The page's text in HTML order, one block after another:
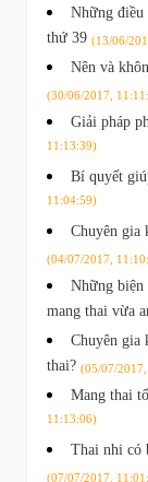
Những điều
thứ 39 (13/06/
Nên và
(30/06/2017,
Giải pháp
11:13:39)
Bí quyết
11:04:59)
Chuyên gia
(04/07/2017,
Những biện
mang thai vừa
Chuyên gia
thai? (05/07/
Mang thai
11:13:06)
Thai nhi có
(07/07/2017,